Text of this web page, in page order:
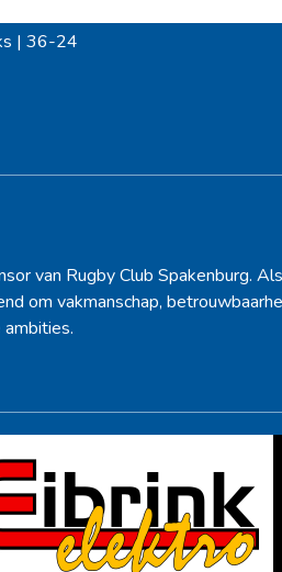
| 36-24
van Rugby Club Spakenburg.
om vakmanschap,